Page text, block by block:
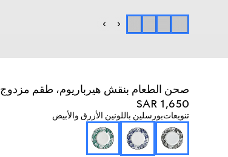
صحن الطعام بنقش هيرباريوم، طقم مزدوج
SAR 1,650
تنويعاتبورسلين باللونين الأزرق والأبيض